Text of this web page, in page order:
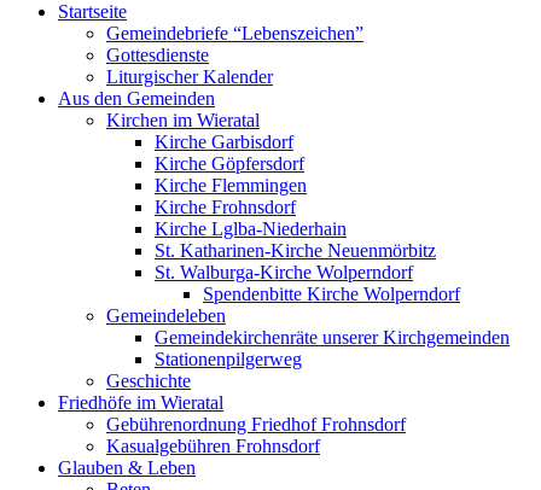
Startseite
Gemeindebriefe “Lebenszeichen”
Gottesdienste
Liturgischer Kalender
Aus den Gemeinden
Kirchen im Wieratal
Kirche Garbisdorf
Kirche Göpfersdorf
Kirche Flemmingen
Kirche Frohnsdorf
Kirche Lglba-Niederhain
St. Katharinen-Kirche Neuenmörbitz
St. Walburga-Kirche Wolperndorf
Spendenbitte Kirche Wolperndorf
Gemeindeleben
Gemeindekirchenräte unserer Kirchgemeinden
Stationenpilgerweg
Geschichte
Friedhöfe im Wieratal
Gebührenordnung Friedhof Frohnsdorf
Kasualgebühren Frohnsdorf
Glauben & Leben